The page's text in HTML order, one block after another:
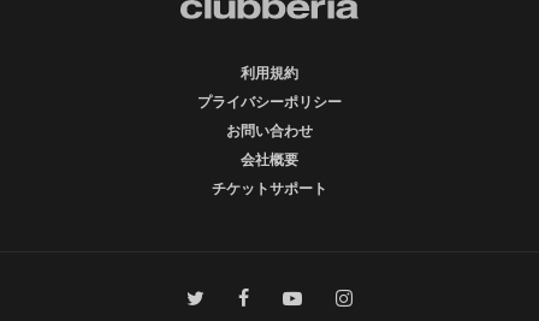
利用規約
プライバシーポリシー
お問い合わせ
会社概要
チケットサポート